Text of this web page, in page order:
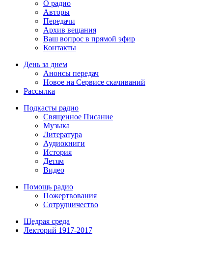
О радио
Авторы
Передачи
Архив вещания
Ваш вопрос в прямой эфир
Контакты
День за днем
Анонсы передач
Новое на Сервисе скачиваний
Рассылка
Подкасты радио
Священное Писание
Музыка
Литература
Аудиокниги
История
Детям
Видео
Помощь радио
Пожертвования
Сотрудничество
Щедрая среда
Лекторий 1917-2017